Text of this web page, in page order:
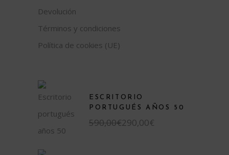
Devolución
Términos y condiciones
Política de cookies (UE)
ESCRITORIO
PORTUGUÉS AÑOS 50
590,00€290,00€